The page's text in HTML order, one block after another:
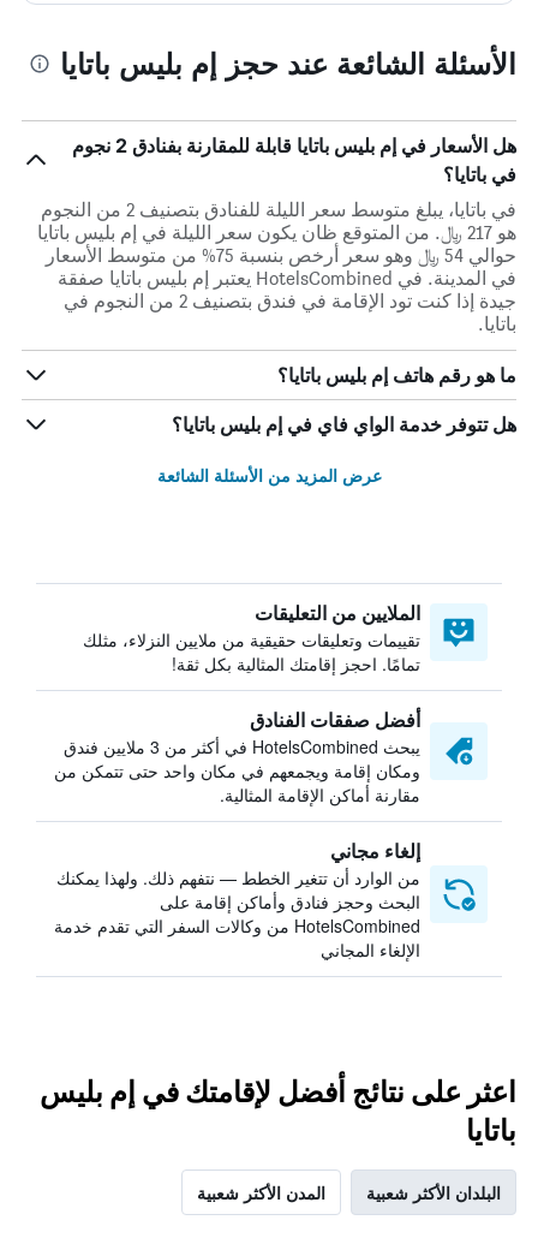
الأسئلة الشائعة عند حجز إم بليس باتايا
هل الأسعار في إم بليس باتايا قابلة للمقارنة بفنادق 2 نجوم
في باتايا؟
في باتايا، يبلغ متوسط ​​سعر الليلة للفنادق بتصنيف 2 من النجوم
هو 217 ﷼. من المتوقع ظان يكون سعر الليلة في إم بليس باتايا
حوالي 54 ﷼ وهو سعر أرخص بنسبة 75% من متوسط الأسعار
في المدينة. في HotelsCombined يعتبر إم بليس باتايا صفقة
جيدة إذا كنت تود الإقامة في فندق بتصنيف 2 من النجوم في
باتايا.
ما هو رقم هاتف إم بليس باتايا؟
هل تتوفر خدمة الواي فاي في إم بليس باتايا؟
عرض المزيد من الأسئلة الشائعة
الملايين من التعليقات
تقييمات وتعليقات حقيقية من ملايين النزلاء، مثلك
تمامًا. احجز إقامتك المثالية بكل ثقة!
أفضل صفقات الفنادق
يبحث HotelsCombined في أكثر من 3 ملايين فندق
ومكان إقامة ويجمعهم في مكان واحد حتى تتمكن من
مقارنة أماكن الإقامة المثالية.
إلغاء مجاني
من الوارد أن تتغير الخطط — نتفهم ذلك. ولهذا يمكنك
البحث وحجز فنادق وأماكن إقامة على
HotelsCombined من وكالات السفر التي تقدم خدمة
الإلغاء المجاني
اعثر على نتائج أفضل لإقامتك في إم بليس
باتايا
البلدان الأكثر شعبية المدن الأكثر شعبية